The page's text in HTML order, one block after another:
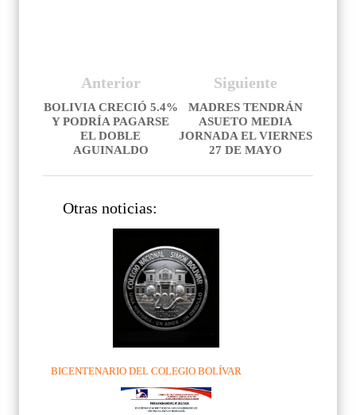
Siguiente
MADRES TENDRÁN
ASUETO MEDIA
JORNADA EL VIERNES
27 DE MAYO
Anterior
BOLIVIA CRECIÓ 5.4%
Y PODRÍA PAGARSE
EL DOBLE
AGUINALDO
Otras noticias:
BICENTENARIO DEL COLEGIO BOLÍVAR